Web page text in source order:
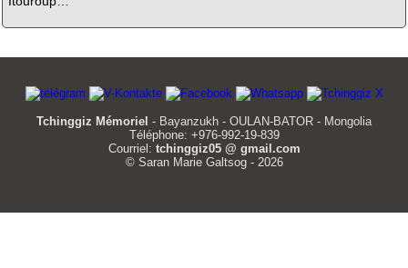
Tchinggiz Mémoriel - Bayanzukh - OULAN-BATOR - Mongolia
Téléphone: +976-992-19-839
Courriel: tchinggiz05 @ gmail.com
© Saran Marie Galtsog - 2026